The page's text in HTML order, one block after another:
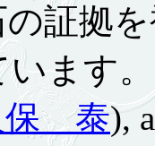
証拠
ます。
保 泰),